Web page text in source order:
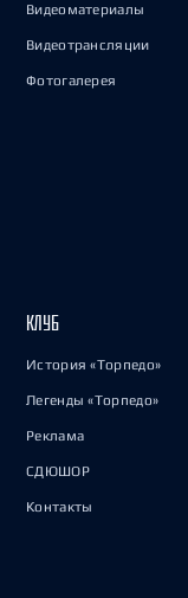
Видеоматериалы
Видеотрансляции
Фотогалерея
КЛУБ
История «Торпедо»
Легенды «Торпедо»
Реклама
СДЮШОР
Контакты